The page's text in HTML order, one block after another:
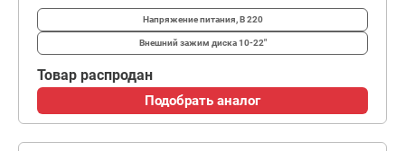
Напряжение питания, В220
Внешний зажим диска10-22"
Товар распродан
Подобрать аналог